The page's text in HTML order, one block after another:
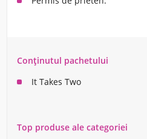
Conținutul pachetului
It Takes Two
Top produse ale categoriei